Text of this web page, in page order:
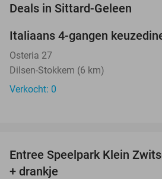
Deals in Sittard-Geleen
TODAY
Italiaans 4-gangen
Osteria 27
Dilsen-Stokkem (6 km)
Verkocht: 0
Entree Speelpark Klein
+ drankje